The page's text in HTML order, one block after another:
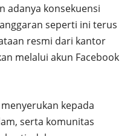
adanya konsekuensi
seperti ini terus
resmi dari kantor
melalui akun Facebook
kepada
serta komunitas